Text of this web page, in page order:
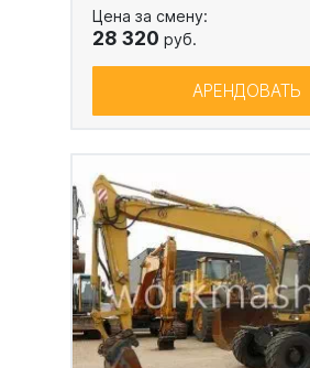
Цена за смену:
28 320 руб.
АРЕНДОВАТЬ